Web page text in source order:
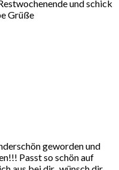
und schick
Grüße
geworden und
Passt so schön auf